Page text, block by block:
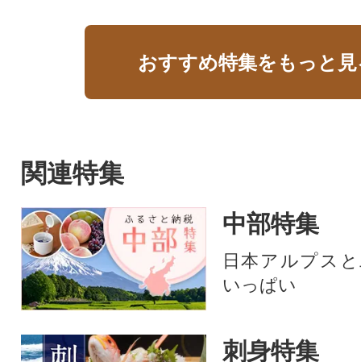
おすすめ特集をもっと
関連特集
中部特集
日本アルプス
いっぱい
刺身特集